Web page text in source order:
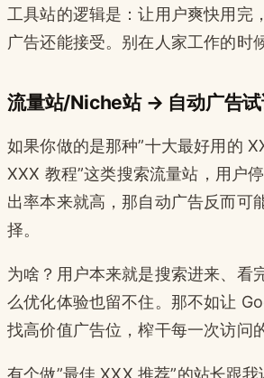
工具站的逻辑是：让用户爽快用完
广告还能接受。别在人家工作的时
流量站/Niche站 → 自动广告
如果你做的是那种”十大最好用的
XXX 教程”这类搜索流量站，用户
出率本来就高，那自动广告反而可
择。
为啥？用户本来就是搜索进来、看
么优化体验也留不住。那不如让
找高价值广告位，榨干每一次访问
有个做”最佳 XXX 推荐”的站长跟我